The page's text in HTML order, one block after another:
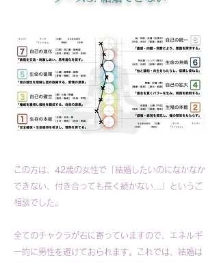
この方は、42歳の女性で「結婚したいのになかなか
できない、付き合っても長く続かない…」というご
相談でした。
全てのチャクラが右に寄っていますので、エネルギ
ー的に男性を避けておられます。これでは、結婚は